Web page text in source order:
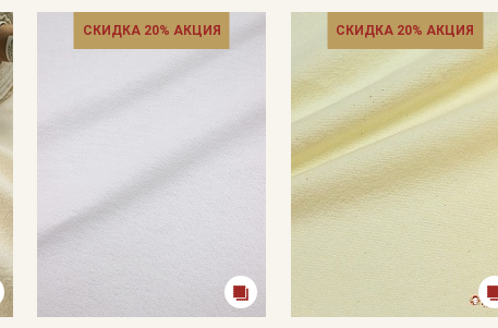
СКИДКА 20% АКЦИЯ СКИДКА 20% АКЦИЯ